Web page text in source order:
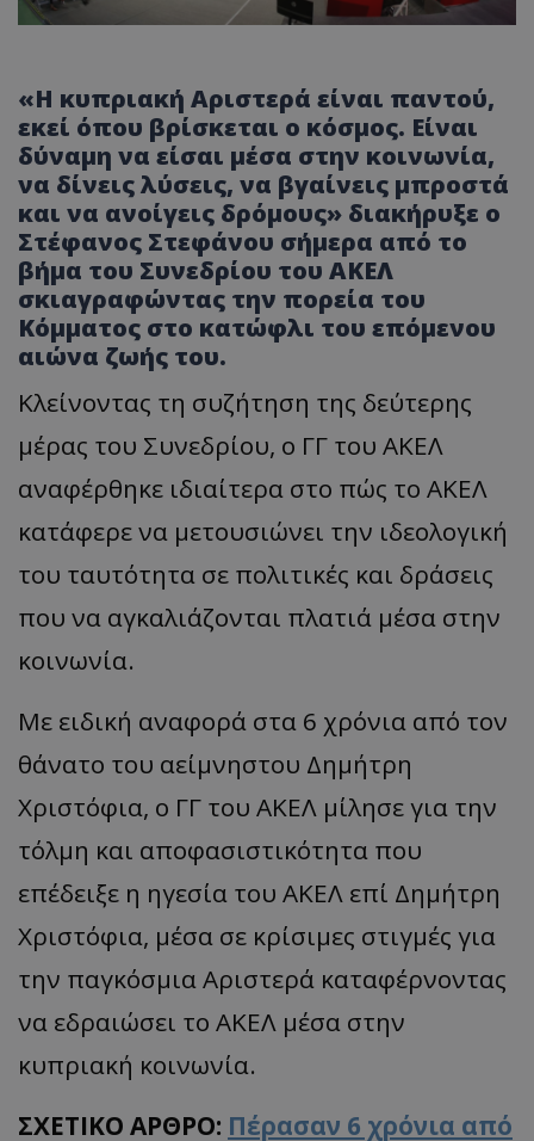
«H κυπριακή Αριστερά είναι παντού,
εκεί όπου βρίσκεται ο κόσμος. Είναι
δύναμη να είσαι μέσα στην κοινωνία,
να δίνεις λύσεις, να βγαίνεις μπροστά
και να ανοίγεις δρόμους» διακήρυξε ο
Στέφανος Στεφάνου σήμερα από το
βήμα του Συνεδρίου του ΑΚΕΛ
σκιαγραφώντας την πορεία του
Κόμματος στο κατώφλι του επόμενου
αιώνα ζωής του.
Κλείνοντας τη συζήτηση της δεύτερης
μέρας του Συνεδρίου, ο ΓΓ του ΑΚΕΛ
αναφέρθηκε ιδιαίτερα στο πώς το ΑΚΕΛ
κατάφερε να μετουσιώνει την ιδεολογική
του ταυτότητα σε πολιτικές και δράσεις
που να αγκαλιάζονται πλατιά μέσα στην
κοινωνία.
Με ειδική αναφορά στα 6 χρόνια από τον
θάνατο του αείμνηστου Δημήτρη
Χριστόφια, ο ΓΓ του ΑΚΕΛ μίλησε για την
τόλμη και αποφασιστικότητα που
επέδειξε η ηγεσία του ΑΚΕΛ επί Δημήτρη
Χριστόφια, μέσα σε κρίσιμες στιγμές για
την παγκόσμια Αριστερά καταφέρνοντας
να εδραιώσει το ΑΚΕΛ μέσα στην
κυπριακή κοινωνία.
ΣΧΕΤΙΚΟ ΑΡΘΡΟ: Πέρασαν 6 χρόνια από